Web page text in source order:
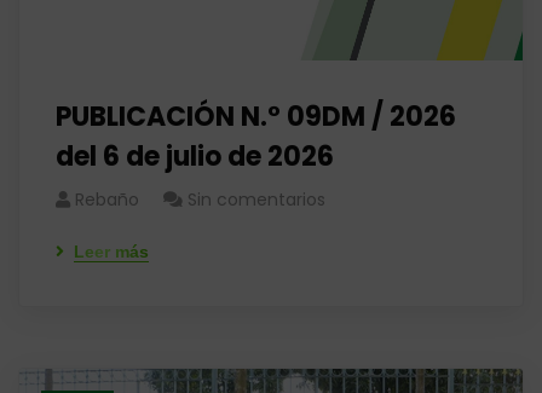
PUBLICACIÓN N.° 09DM / 2026
del 6 de julio de 2026
Rebaño Sin comentarios
Leer más